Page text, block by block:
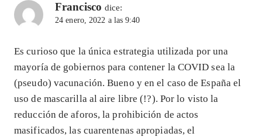
Francisco dice:
24 enero, 2022 a las 9:40
Es curioso que la única estrategia utilizada por una
mayoría de gobiernos para contener la COVID sea la
(pseudo) vacunación. Bueno y en el caso de España el
uso de mascarilla al aire libre (!?). Por lo visto la
reducción de aforos, la prohibición de actos
masificados, las cuarentenas apropiadas, el